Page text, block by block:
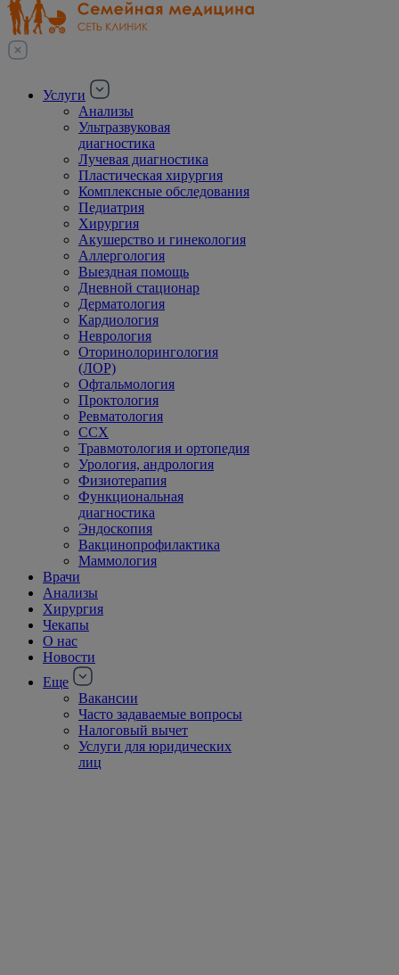
Услуги
Анализы
Ультразвуковая
диагностика
Лучевая диагностика
Пластическая хирургия
Комплексные обследования
Педиатрия
Хирургия
Акушерство и гинекология
Аллергология
Выездная помощь
Дневной стационар
Дерматология
Кардиология
Неврология
Оторинолорингология
(ЛОР)
Офтальмология
Проктология
Ревматология
ССХ
Травмотология и ортопедия
Урология, андрология
Физиотерапия
Функциональная
диагностика
Эндоскопия
Вакцинопрофилактика
Маммология
Врачи
Анализы
Хирургия
Чекапы
О нас
Новости
Еще
Вакансии
Часто задаваемые вопросы
Налоговый вычет
Услуги для юридических
лиц